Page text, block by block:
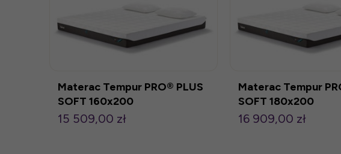
Materac Tempur PRO® PLUS
SOFT 160x200
15 509,00 zł
Materac Tempur
SOFT 180x200
16 909,00 zł